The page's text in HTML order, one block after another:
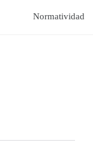
Normatividad